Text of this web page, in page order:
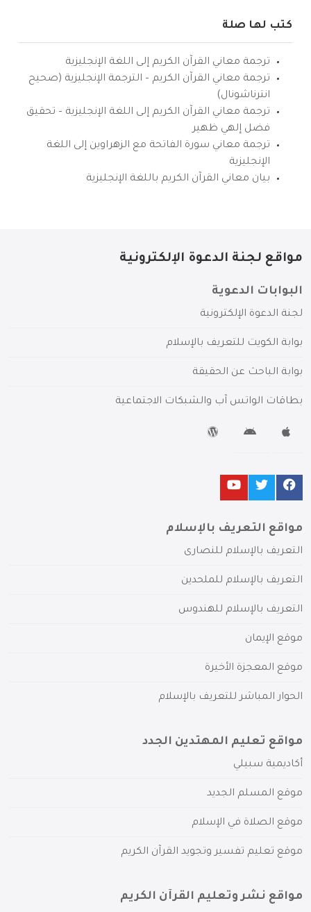
كتب لها صلة
ترجمة معاني القرآن الكريم إلى اللغة الإنجليزية
ترجمة معاني القرآن الكريم – الترجمة الإنجليزية (صحيح
انترناشونال)
ترجمة معاني القرآن الكريم إلى اللغة الإنجليزية – تحقيق
فضل إلهي ظهير
ترجمة معاني سورة الفاتحة مع الزهراوين إلى اللغة
الإنجليزية
بيان معاني القرآن الكريم باللغة الإنجليزية
مواقع لجنة الدعوة الإلكترونية
البوابات الدعوية
لجنة الدعوة الإلكترونية
بوابة الكويت للتعريف بالإسلام
بوابة الباحث عن الحقيقة
بطاقات الواتس آب والشبكات الاجتماعية
مواقع التعريف بالإسلام
التعريف بالإسلام للنصارى
التعريف بالإسلام للملحدين
التعريف بالإسلام للهندوس
موقع الإيمان
موقع المعجزة الأخيرة
الحوار المباشر للتعريف بالإسلام
مواقع تعليم المهتدين الجدد
أكاديمية سبيلي
موقع المسلم الجديد
موقع الصلاة في الإسلام
موقع تعليم تفسير وتجويد القرآن الكريم
مواقع نشر وتعليم القرآن الكريم